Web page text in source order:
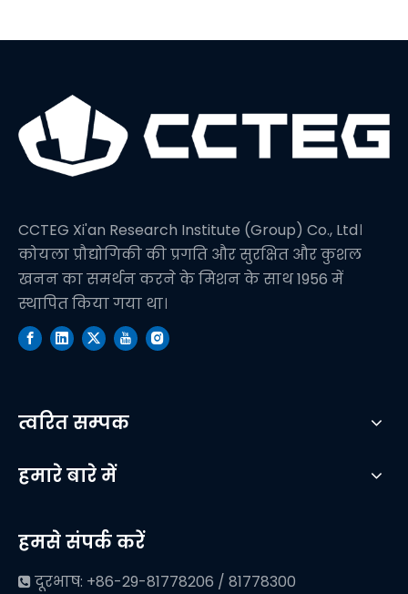
CCTEG Xi'an Research Institute (Group) Co., Ltd।
कोयला प्रौद्योगिकी की प्रगति और सुरक्षित और कुशल
खनन का समर्थन करने के मिशन के साथ 1956 में
स्थापित किया गया था।
त्वरित सम्पक
हमारे बारे में
हमसे संपर्क करें
 दूरभाष: +86-29-81778206 / 81778300